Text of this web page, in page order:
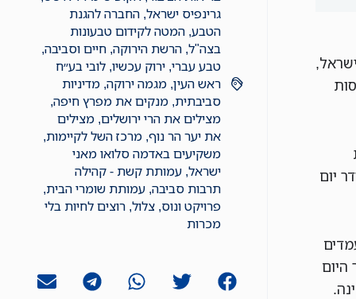
יום
גרינפיס ישראל, החברה להגנת
הטבע, המטה לקידום טבעונות
בצה"ל, הרשת הירוקה, חיים וסביבה,
טבע עברי, ירוק עכשיו, לובי בע״ח
ראש העין, מגמה ירוקה, מדיניות
סביבתית, מנקים את מפרץ חיפה,
מצילים את הרי ירושלים, מצילים
את יער הר נוף, מרכז השל לקיימות,
משקיעים באדמה סלואו מאני
ישראל, עמותת קשת - קהילה
תרבות סביבה, עמותת שומרי הבית,
פרויקט ונוס, צלול, רוצים לחיות בלי
מכרות